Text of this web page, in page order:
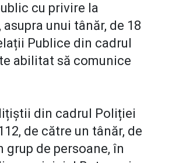
cu privire la
unui tânăr, de 18
Publice din cadrul
abilitat să comunice
din cadrul Poliției
de către un tânăr, de
de persoane, în